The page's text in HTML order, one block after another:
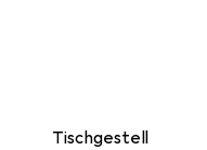
Tischgestell